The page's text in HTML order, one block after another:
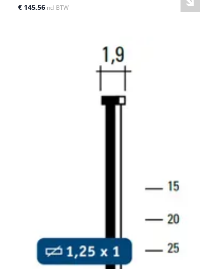
€ 145,56incl BTW